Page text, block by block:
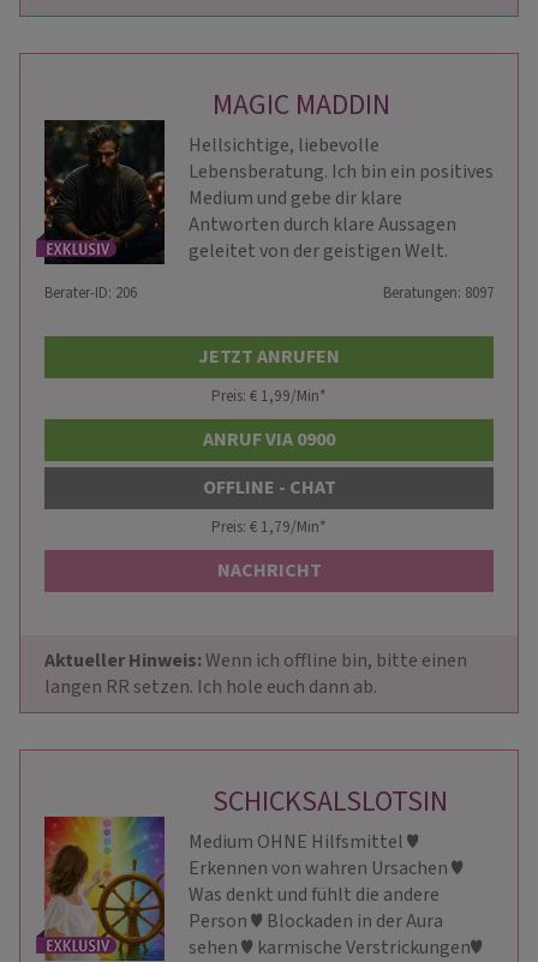
MAGIC MADDIN
Hellsichtige, liebevolle
Lebensberatung. Ich bin ein positives
Medium und gebe dir klare
Antworten durch klare Aussagen
geleitet von der geistigen Welt.
Berater-ID: 206 Beratungen: 8097
JETZT ANRUFEN
Preis: € 1,99/Min*
ANRUF VIA 0900
OFFLINE - CHAT
Preis: € 1,79/Min*
NACHRICHT
Aktueller Hinweis: Wenn ich offline bin, bitte einen
langen RR setzen. Ich hole euch dann ab.
SCHICKSALSLOTSIN
Medium OHNE Hilfsmittel ♥
Erkennen von wahren Ursachen ♥
Was denkt und fühlt die andere
Person ♥ Blockaden in der Aura
sehen ♥ karmische Verstrickungen♥